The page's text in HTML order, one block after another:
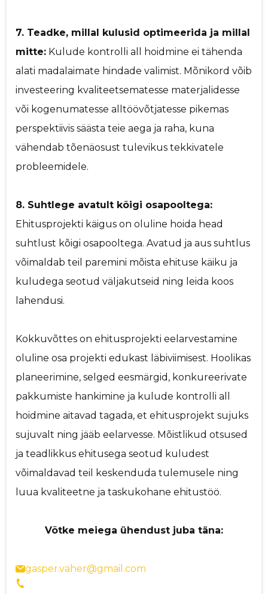
7. Teadke, millal kulusid optimeerida ja millal
mitte: Kulude kontrolli all hoidmine ei tähenda
alati madalaimate hindade valimist. Mõnikord võib
investeering kvaliteetsematesse materjalidesse
või kogenumatesse alltöövõtjatesse pikemas
perspektiivis säästa teie aega ja raha, kuna
vähendab tõenäosust tulevikus tekkivatele
probleemidele.
8. Suhtlege avatult kõigi osapooltega:
Ehitusprojekti käigus on oluline hoida head
suhtlust kõigi osapooltega. Avatud ja aus suhtlus
võimaldab teil paremini mõista ehituse käiku ja
kuludega seotud väljakutseid ning leida koos
lahendusi.
Kokkuvõttes on ehitusprojekti eelarvestamine
oluline osa projekti edukast läbiviimisest. Hoolikas
planeerimine, selged eesmärgid, konkureerivate
pakkumiste hankimine ja kulude kontrolli all
hoidmine aitavad tagada, et ehitusprojekt sujuks
sujuvalt ning jääb eelarvesse. Mõistlikud otsused
ja teadlikkus ehitusega seotud kuludest
võimaldavad teil keskenduda tulemusele ning
luua kvaliteetne ja taskukohane ehitustöö.
Võtke meiega ühendust juba täna:
gasper.vaher@gmail.com